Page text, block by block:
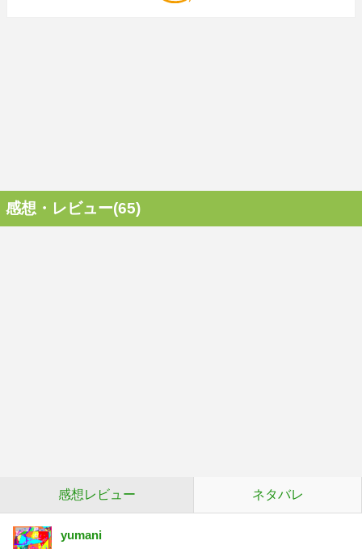
感想・レビュー(65)
感想レビュー ネタバレ
yumani